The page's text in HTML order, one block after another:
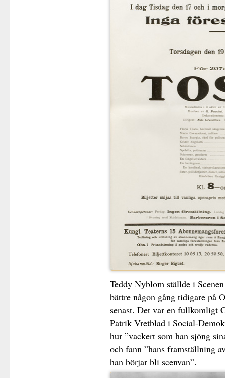
Teddy Nyblom ställde i
bättre någon gång tidigare på
senast. Det var en fullkomligt
Patrik Vretblad i Social-
hur ”vackert som han sjöng
och fann ”hans framställning
han börjar bli scenvan”.